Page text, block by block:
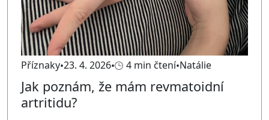
Příznaky 23. 4. 2026 4 min čtení Natálie
Jak poznám, že mám revmatoidní
artritidu?